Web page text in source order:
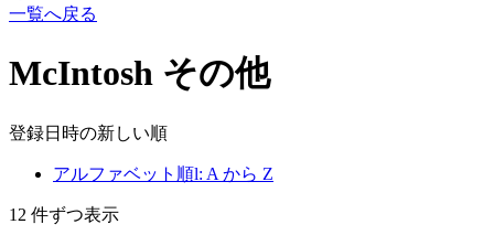
一覧へ戻る
McIntosh その他
登録日時の新しい順
アルファベット順l: A から Z
12 件ずつ表示